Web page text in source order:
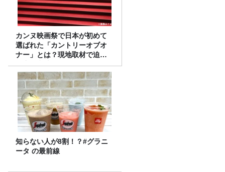
カンヌ映画祭で日本が初めて
選ばれた「カントリーオブオ
ナー」とは？現地取材で迫る
選出の意味
知らない人が8割！？#グラニ
ータ の最前線